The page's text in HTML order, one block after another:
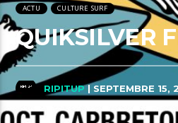
ACTU CULTURE SURF
QUIKSILVER
RIPITUP| SEPTEMBRE 15,